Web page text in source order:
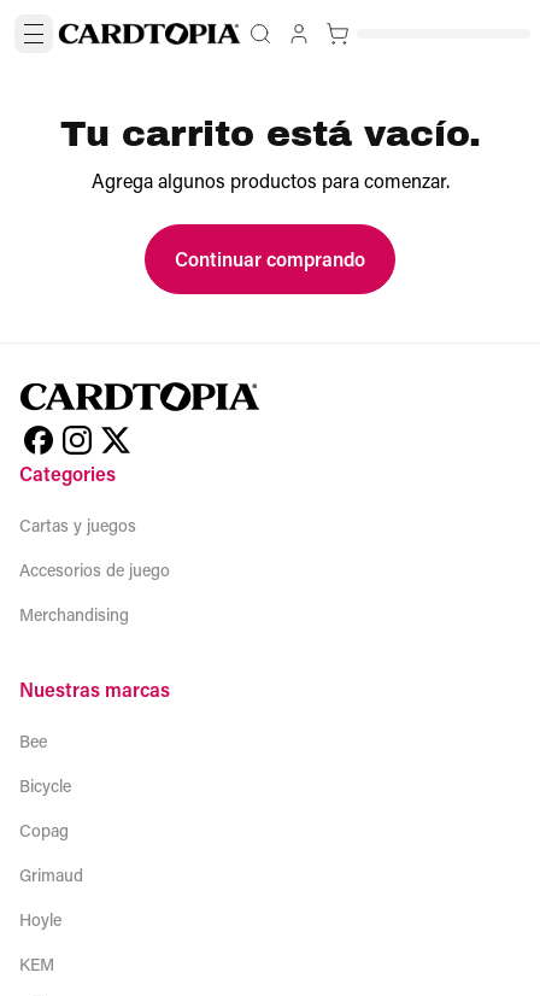
Tu carrito está vacío.
Agrega algunos productos para comenzar.
Continuar comprando
Categories
Cartas y juegos
Accesorios de juego
Merchandising
Nuestras marcas
Bee
Bicycle
Copag
Grimaud
Hoyle
KEM